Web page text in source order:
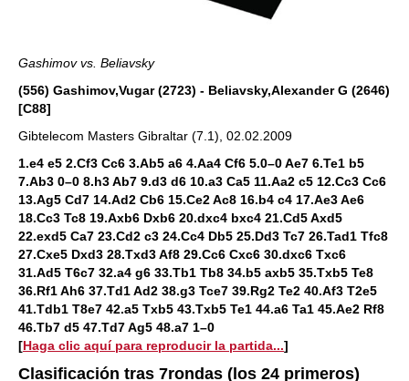
Gashimov vs. Beliavsky
(556) Gashimov,Vugar (2723) - Beliavsky,Alexander G (2646)
[C88]
Gibtelecom Masters Gibraltar (7.1), 02.02.2009
1.e4 e5 2.Cf3 Cc6 3.Ab5 a6 4.Aa4 Cf6 5.0–0 Ae7 6.Te1 b5
7.Ab3 0–0 8.h3 Ab7 9.d3 d6 10.a3 Ca5 11.Aa2 c5 12.Cc3 Cc6
13.Ag5 Cd7 14.Ad2 Cb6 15.Ce2 Ac8 16.b4 c4 17.Ae3 Ae6
18.Cc3 Tc8 19.Axb6 Dxb6 20.dxc4 bxc4 21.Cd5 Axd5
22.exd5 Ca7 23.Cd2 c3 24.Cc4 Db5 25.Dd3 Tc7 26.Tad1 Tfc8
27.Cxe5 Dxd3 28.Txd3 Af8 29.Cc6 Cxc6 30.dxc6 Txc6
31.Ad5 T6c7 32.a4 g6 33.Tb1 Tb8 34.b5 axb5 35.Txb5 Te8
36.Rf1 Ah6 37.Td1 Ad2 38.g3 Tce7 39.Rg2 Te2 40.Af3 T2e5
41.Tdb1 T8e7 42.a5 Txb5 43.Txb5 Te1 44.a6 Ta1 45.Ae2 Rf8
46.Tb7 d5 47.Td7 Ag5 48.a7 1–0
[Haga clic aquí para reproducir la partida...]
Clasificación tras 7rondas (los 24 primeros)